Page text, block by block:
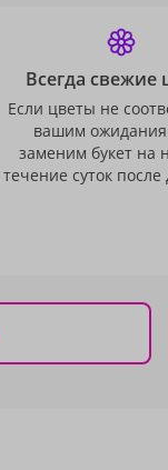
Всегда свежие
Если цветы не
вашим
заменим букет на
течение суток после